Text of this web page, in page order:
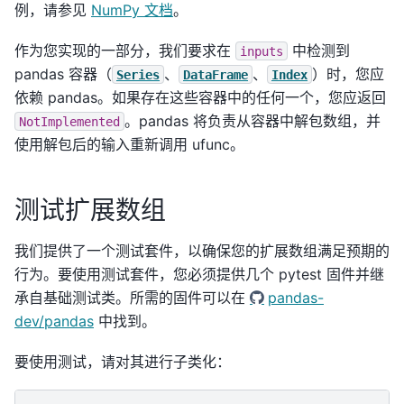
例，请参见 NumPy 文档。
作为您实现的一部分，我们要求在 inputs
中检测到
pandas 容器（ Series 、 DataFrame 、 Index ）时，您应
依赖 pandas。如果存在这些容器中的任何一个，您应返回
NotImplemented 。pandas 将负责从容器中解包数组，并
使用解包后的输入重新调用 ufunc。
测试扩展数组
我们提供了一个测试套件，以确保您的扩展数组满足预期的
行为。要使用测试套件，您必须提供几个 pytest 固件并继
承自基础测试类。所需的固件可以在
pandas-
dev/pandas 中找到。
要使用测试，请对其进行子类化：